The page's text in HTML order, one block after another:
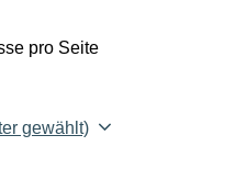
pro Seite
gewählt)